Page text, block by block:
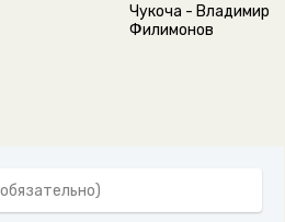
Чукоча - Владимир
Филимонов